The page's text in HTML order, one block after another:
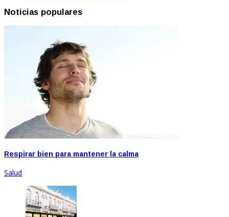
Noticias populares
Respirar bien para mantener la calma
Salud